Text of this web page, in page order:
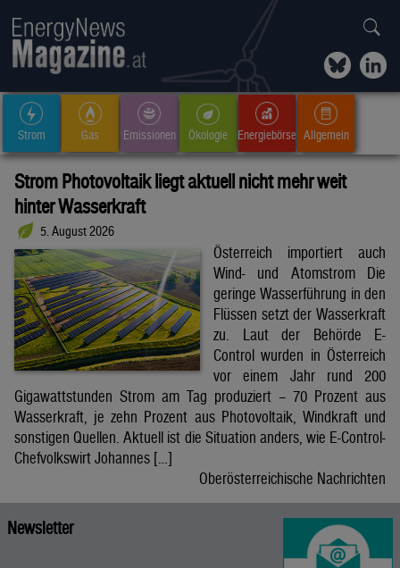
Strom Gas Emissionen Ökologie Energiebörse Allgemein
Strom Photovoltaik liegt aktuell nicht mehr weit
hinter Wasserkraft
5. August 2026
Österreich importiert auch
Wind- und Atomstrom Die
geringe Wasserführung in den
Flüssen setzt der Wasserkraft
zu. Laut der Behörde E-
Control wurden in Österreich
vor einem Jahr rund 200
Gigawattstunden Strom am Tag produziert – 70 Prozent aus
Wasserkraft, je zehn Prozent aus Photovoltaik, Windkraft und
sonstigen Quellen. Aktuell ist die Situation anders, wie E-Control-
Chefvolkswirt Johannes […]
Oberösterreichische Nachrichten
Newsletter